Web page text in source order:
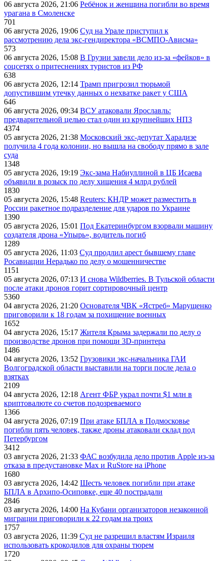
06 августа 2026, 21:06 Ребёнок и женщина погибли во время
урагана в Смоленске
701
06 августа 2026, 19:06 Суд на Урале приступил к
рассмотрению дела экс-гендиректора «ВСМПО-Ависма»
573
06 августа 2026, 15:08 В Грузии завели дело из-за «фейков» в
соцсетях о притеснениях туристов из РФ
638
06 августа 2026, 12:14 Трамп пригрозил тюрьмой
допустившим утечку данных о нехватке ракет у США
646
06 августа 2026, 09:34 ВСУ атаковали Ярославль:
предварительной целью стал один из крупнейших НПЗ
4374
05 августа 2026, 21:38 Московский экс-депутат Харадизе
получила 4 года колонии, но вышла на свободу прямо в зале
суда
1348
05 августа 2026, 19:19 Экс-зама Набиуллиной в ЦБ Исаева
объявили в розыск по делу хищения 4 млрд рублей
1830
05 августа 2026, 15:48 Reuters: КНДР может разместить в
России ракетное подразделение для ударов по Украине
1390
05 августа 2026, 15:01 Под Екатеринбургом взорвали машину
создателя дрона «Упырь», водитель погиб
1289
05 августа 2026, 11:03 Суд продлил арест бывшему главе
Росавиации Нерадько по делу о мошенничестве
1151
05 августа 2026, 07:13 И снова Wildberries. В Тульской области
после атаки дронов горит сортировочный центр
5360
04 августа 2026, 21:20 Основателя ЧВК «Ястреб» Марущенко
приговорили к 18 годам за похищение военных
1652
04 августа 2026, 15:17 Жителя Крыма задержали по делу о
производстве дронов при помощи 3D‑принтера
1486
04 августа 2026, 13:52 Грузовики экс-начальника ГАИ
Волгоградской области выставили на торги после дела о
взятках
2109
04 августа 2026, 12:18 Агент ФБР украл почти $1 млн в
криптовалюте со счетов подозреваемого
1366
04 августа 2026, 07:19 При атаке БПЛА в Подмосковье
погибли пять человек, также дроны атаковали склад под
Петербургом
3412
03 августа 2026, 21:33 ФАС возбудила дело против Apple из-за
отказа в предустановке Max и RuStore на iPhone
1680
03 августа 2026, 14:42 Шесть человек погибли при атаке
БПЛА в Архипо-Осиповке, еще 40 пострадали
2846
03 августа 2026, 14:00 На Кубани организаторов незаконной
миграции приговорили к 22 годам на троих
1757
03 августа 2026, 11:39 Суд не разрешил властям Израиля
использовать крокодилов для охраны тюрем
1720